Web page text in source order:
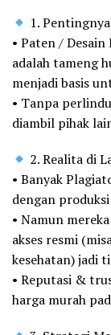
1.
• Paten /
adalah tameng
menjadi basis
• Tanpa
diambil pihak
2. Realita di
• Banyak
dengan produksi
• Namun
akses resmi
kesehatan) jadi
• Reputasi &
harga murah